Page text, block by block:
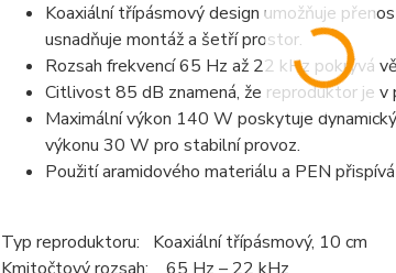
Koaxiální třípásmový design umožňuje
usnadňuje montáž a šetří prostor.
Rozsah frekvencí 65 Hz až 22 kHz pokrývá
Citlivost 85 dB znamená, že reproduktor je
Maximální výkon 140 W poskytuje
výkonu 30 W pro stabilní provoz.
Použití aramidového materiálu a PEN
Typ reproduktoru: Koaxiální třípásmový, 10 cm